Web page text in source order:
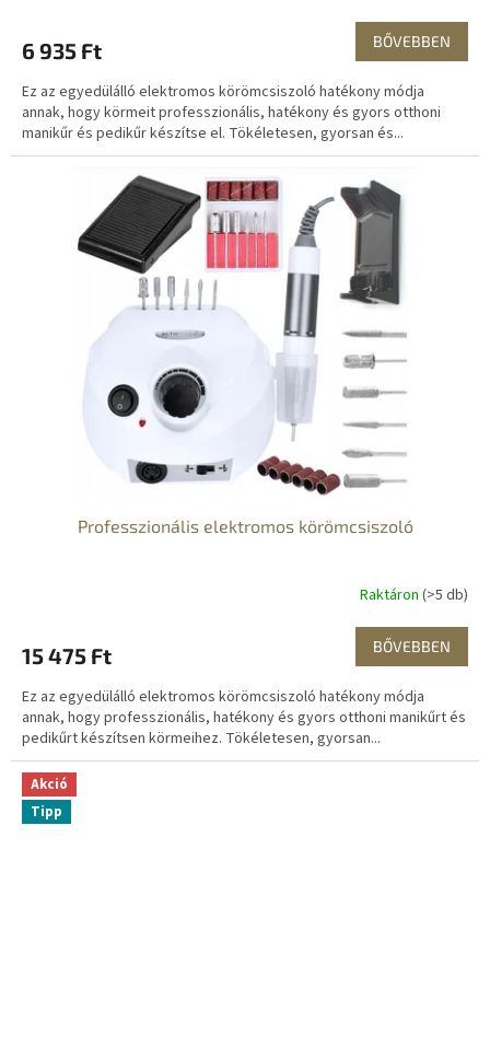
6 935 Ft BŐVEBBEN
Ez az egyedülálló elektromos körömcsiszoló hatékony módja
annak, hogy körmeit professzionális, hatékony és gyors otthoni
manikűr és pedikűr készítse el. Tökéletesen, gyorsan és...
Professzionális elektromos körömcsiszoló
Raktáron (>5 db)
15 475 Ft BŐVEBBEN
Ez az egyedülálló elektromos körömcsiszoló hatékony módja
annak, hogy professzionális, hatékony és gyors otthoni manikűrt és
pedikűrt készítsen körmeihez. Tökéletesen, gyorsan...
Akció
Tipp